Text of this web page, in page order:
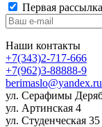
Первая рассылка
Наши контакты
+7(343)2-717-666
+7(962)3-88888-9
berimaslo@yandex.ru
ул. Серафимы
ул. Артинская 4
ул. Студенческая 35